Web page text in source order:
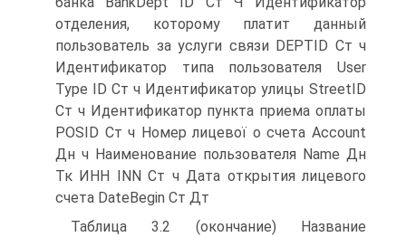
отделения, которому платит данный
пользователь за услуги связи DEPTID Ст ч
Идентификатор типа пользователя User
Type ID Ст ч Идентификатор улицы StreetID
Ст ч Идентификатор пункта приема оплаты
POSID Ст ч Номер лицевої о счета Account
Дн ч Наименование пользователя Name Дн
Тк ИНН INN Ст ч Дата открытия лицевого
счета DateBegin Ст Дт
Таблица 3.2 (окончание) Название